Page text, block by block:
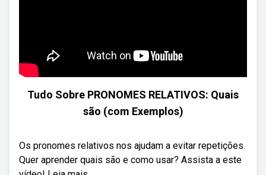
Tudo Sobre PRONOMES RELATIVOS: Quais
são (com Exemplos)
Os pronomes relativos nos ajudam a evitar repetições.
Quer aprender quais são e como usar? Assista a este